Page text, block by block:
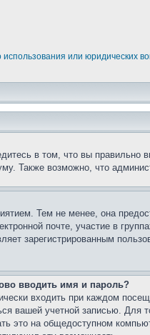
или юридических
в том, что вы
Также возможно, что
Тем не менее, она
почте, участие в
зарегистрированным
вводить имя и пароль?
входить при каждом
вашей учетной записью.
это на общедоступном